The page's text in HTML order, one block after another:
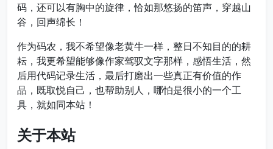
码，还可以有胸中的旋律，恰如那悠扬的笛声，穿越山
谷，回声绵长！
作为码农，我不希望像老黄牛一样，整日不知目的的耕
耘，我更希望能够像作家驾驭文字那样，感悟生活，然
后用代码记录生活，最后打磨出一些真正有价值的作
品，既取悦自己，也帮助别人，哪怕是很小的一个工
具，就如同本站！
关于本站